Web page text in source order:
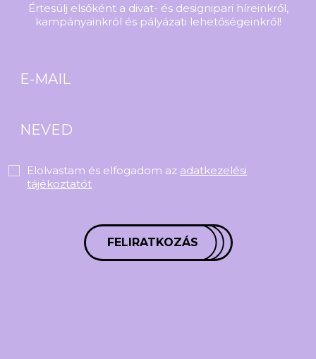
Értesülj elsőként a divat- és designipari híreinkről,
kampányainkról és pályázati lehetőségeinkről!
Elolvastam és elfogadom az adatkezelési
tájékoztatót
FELIRATKOZÁS